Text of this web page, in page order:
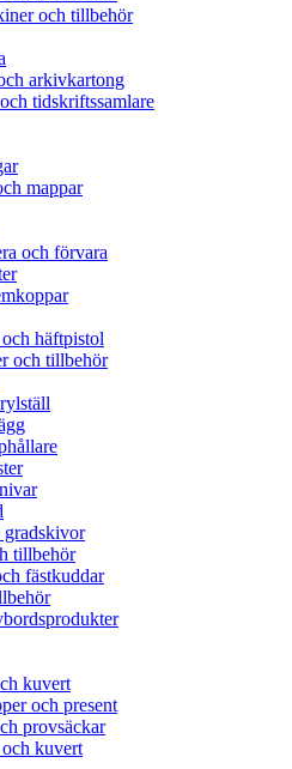
och tillbehör
arkivkartong
tidskriftssamlare
mappar
och förvara
häftpistol
och tillbehör
tillbehör
fästkuddar
kuvert
och present
provsäckar
kuvert